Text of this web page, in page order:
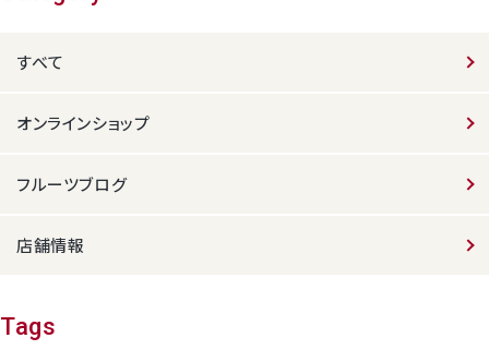
すべて
オンラインショップ
フルーツブログ
店舗情報
Tags